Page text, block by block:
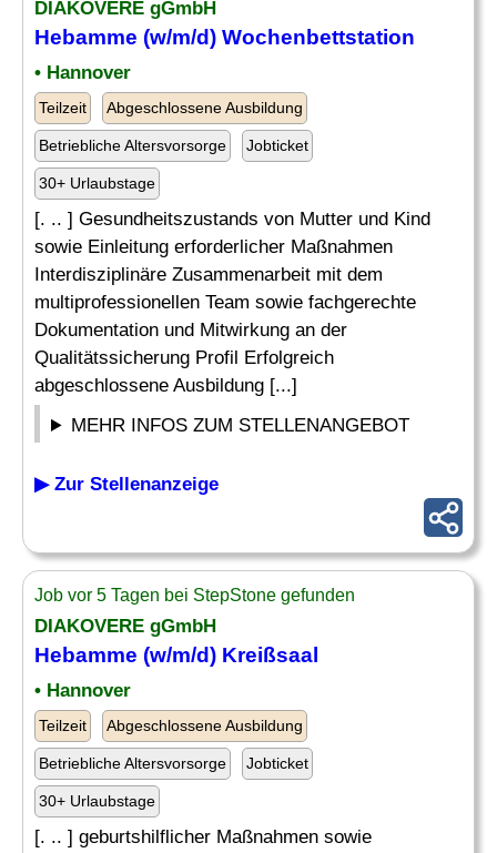
DIAKOVERE gGmbH
Hebamme (w/m/d) Wochenbettstation
• Hannover
Teilzeit Abgeschlossene Ausbildung
Betriebliche Altersvorsorge Jobticket
30+ Urlaubstage
[. .. ] Gesundheitszustands von Mutter und Kind
sowie Einleitung erforderlicher Maßnahmen
Interdisziplinäre Zusammenarbeit mit dem
multiprofessionellen Team sowie fachgerechte
Dokumentation und Mitwirkung an der
Qualitätssicherung Profil Erfolgreich
abgeschlossene Ausbildung [...]
MEHR INFOS ZUM STELLENANGEBOT
▶ Zur Stellenanzeige
Job vor 5 Tagen bei StepStone gefunden
DIAKOVERE gGmbH
Hebamme (w/m/d) Kreißsaal
• Hannover
Teilzeit Abgeschlossene Ausbildung
Betriebliche Altersvorsorge Jobticket
30+ Urlaubstage
[. .. ] geburtshilflicher Maßnahmen sowie